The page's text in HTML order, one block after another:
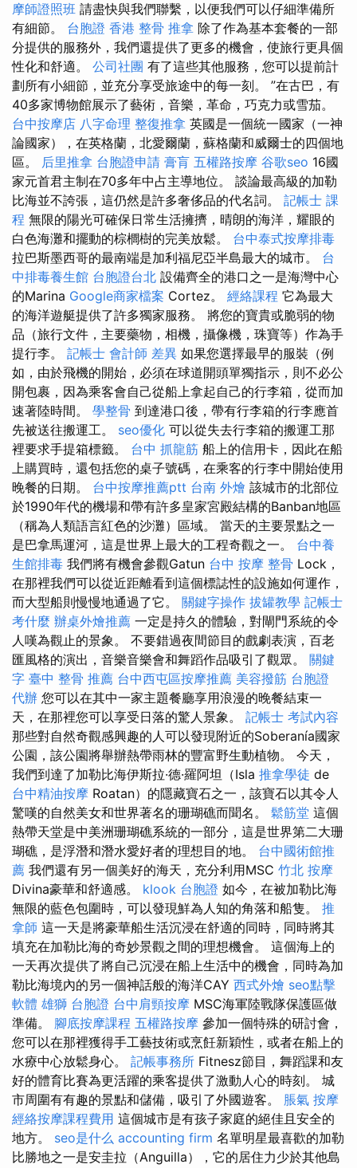
摩師證照班 請盡快與我們聯繫，以便我們可以仔細準備所
有細節。 台胞證 香港 整骨 推拿 除了作為基本套餐的一部
分提供的服務外，我們還提供了更多的機會，使旅行更具個
性化和舒適。 公司社團 有了這些其他服務，您可以提前計
劃所有小細節，並充分享受旅途中的每一刻。 ”在古巴，有
40多家博物館展示了藝術，音樂，革命，巧克力或雪茄。
台中按摩店 八字命理 整復推拿 英國是一個統一國家（一神
論國家），在英格蘭，北愛爾蘭，蘇格蘭和威爾士的四個地
區。 后里推拿 台胞證申請 膏肓 五權路按摩 谷歌seo 16國
家元首君主制在70多年中占主導地位。 談論最高級的加勒
比海並不誇張，這仍然是許多奢侈品的代名詞。 記帳士 課
程 無限的陽光可確保日常生活擁擠，晴朗的海洋，耀眼的
白色海灘和擺動的棕櫚樹的完美放鬆。 台中泰式按摩排毒
拉巴斯墨西哥的最南端是加利福尼亞半島最大的城市。 台
中排毒養生館 台胞證台北 設備齊全的港口之一是海灣中心
的Marina Google商家檔案 Cortez。 經絡課程 它為最大
的海洋遊艇提供了許多獨家服務。 將您的寶貴或脆弱的物
品（旅行文件，主要藥物，相機，攝像機，珠寶等）作為手
提行李。 記帳士 會計師 差異 如果您選擇最早的服裝（例
如，由於飛機的開始，必須在球道開頭單獨指示，則不必公
開包裹，因為乘客會自己從船上拿起自己的行李箱，從而加
速著陸時間。 學整骨 到達港口後，帶有行李箱的行李應首
先被送往搬運工。 seo優化 可以從失去行李箱的搬運工那
裡要求手提箱標籤。 台中 抓龍筋 船上的信用卡，因此在船
上購買時，還包括您的桌子號碼，在乘客的行李中開始使用
晚餐的日期。 台中按摩推薦ptt 台南 外燴 該城市的北部位
於1990年代的機場和帶有許多皇家宮殿結構的Banban地區
（稱為人類語言紅色的沙灘）區域。 當天的主要景點之一
是巴拿馬運河，這是世界上最大的工程奇觀之一。 台中養
生館排毒 我們將有機會參觀Gatun 台中 按摩 整骨 Lock，
在那裡我們可以從近距離看到這個標誌性的設施如何運作，
而大型船則慢慢地通過了它。 關鍵字操作 拔罐教學 記帳士
考什麼 辦桌外燴推薦 一定是持久的體驗，對閘門系統的令
人嘆為觀止的景象。 不要錯過夜間節目的戲劇表演，百老
匯風格的演出，音樂音樂會和舞蹈作品吸引了觀眾。 關鍵
字 臺中 整骨 推薦 台中西屯區按摩推薦 美容撥筋 台胞證
代辦 您可以在其中一家主題餐廳享用浪漫的晚餐結束一
天，在那裡您可以享受日落的驚人景象。 記帳士 考試內容
那些對自然奇觀感興趣的人可以發現附近的Soberanía國家
公園，該公園將舉辦熱帶雨林的豐富野生動植物。 今天，
我們到達了加勒比海伊斯拉·德·羅阿坦（Isla 推拿學徒 de
台中精油按摩 Roatan）的隱藏寶石之一，該寶石以其令人
驚嘆的自然美女和世界著名的珊瑚礁而聞名。 鬆筋堂 這個
熱帶天堂是中美洲珊瑚礁系統的一部分，這是世界第二大珊
瑚礁，是浮潛和潛水愛好者的理想目的地。 台中國術館推
薦 我們還有另一個美好的海天，充分利用MSC 竹北 按摩
Divina豪華和舒適感。 klook 台胞證 如今，在被加勒比海
無限的藍色包圍時，可以發現鮮為人知的角落和船隻。 推
拿師 這一天是將豪華船生活沉浸在舒適的同時，同時將其
填充在加勒比海的奇妙景觀之間的理想機會。 這個海上的
一天再次提供了將自己沉浸在船上生活中的機會，同時為加
勒比海境內的另一個神話般的海洋CAY 西式外燴 seo點擊
軟體 雄獅 台胞證 台中肩頸按摩 MSC海軍陸戰隊保護區做
準備。 腳底按摩課程 五權路按摩 參加一個特殊的研討會，
您可以在那裡獲得手工藝技術或烹飪新穎性，或者在船上的
水療中心放鬆身心。 記帳事務所 Fitnesz節目，舞蹈課和友
好的體育比賽為更活躍的乘客提供了激動人心的時刻。 城
市周圍有有趣的景點和儲備，吸引了外國遊客。 脹氣 按摩
經絡按摩課程費用 這個城市是有孩子家庭的絕佳且安全的
地方。 seo是什么 accounting firm 名單明星最喜歡的加勒
比勝地之一是安圭拉（Anguilla），它的居住力少於其他島